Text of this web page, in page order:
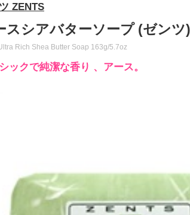
ZENTS
スシアバターソープ (ゼンツ)
Rich Shea Butter Soap 163g/5.7oz
ックで純潔な香り 、アース。